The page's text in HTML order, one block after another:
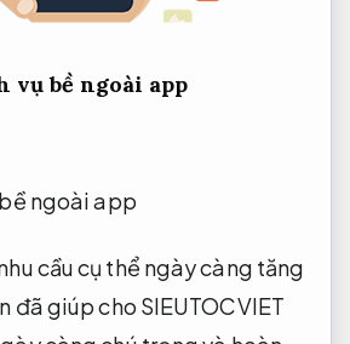
vụ bề ngoài app
ngoài app
cầu cụ thể ngày càng tăng
đã giúp cho SIEUTOCVIET